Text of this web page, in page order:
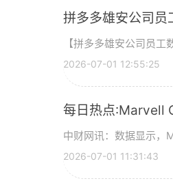
拼多多雄安公司
【拼多多雄安公司员
2026-07-01 12:55:25
每日热点:Marvell
中财网讯：数据显示
2026-07-01 11:31:43